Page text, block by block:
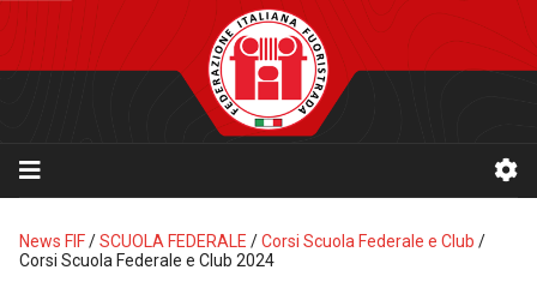
News FIF/SCUOLA FEDERALE /Corsi Scuola Federale e Club /
Corsi Scuola Federale e Club 2024